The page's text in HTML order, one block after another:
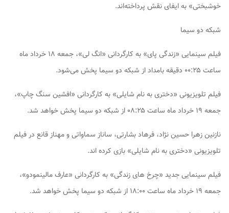
خوشبختی» به ایفای نقش پرداخته‌اند.
شبکه دو سیما
فیلم سینمایی «زندگی پای» به کارگردانی «انگ لی»، جمعه ۱۸ خرداد ماه
ساعت ۰۰:۲۵ دقیقه بامداد از شبکه دو سیما پخش می‌شود.
فیلم تلویزیونی «دختری به نام شایلی» به کارگردانی «افشین سنگ چاپ»،
جمعه ۱۹ خرداد ماه ساعت ۰۸:۲۵ از شبکه دو سیما پخش خواهد شد.
نازنین زهرا حسین نژاد، فرهاد بشارتی، ساناز سماواتی و مهناز قانع در فیلم
تلویزیونی «دختری به نام شایلی» بازی کرده اند.
فیلم سینمایی جدید «چرخ های زندگی» به کارگردانی «عارف مالینمودو»،
جمعه ۱۹ خرداد ماه ساعت ۱۸:۰۰ از شبکه دو سیما پخش خواهد شد.